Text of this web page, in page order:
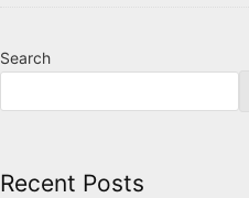
Search
Recent Posts